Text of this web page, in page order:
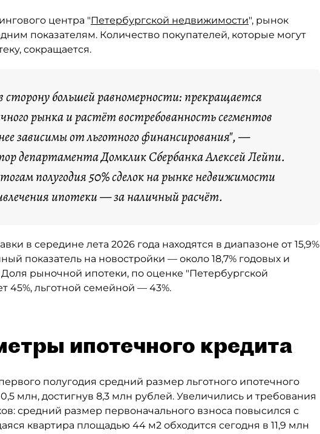
центра "Петербургской недвижимости", рынок
показателям. Количество покупателей, которые могут
сокращается.
сторону большей равномерности: прекращается
рынка и растёт востребованность сегментов
зависимы от льготного финансирования", —
департамента Домклик Сбербанка Алексей Лейпи.
полугодия 50% сделок на рынке недвижимости
ипотеки — за наличный расчёт.
в середине лета 2026 года находятся в диапазоне от 15,9%
показатель на новостройки — около 18,7% годовых и
Доля рыночной ипотеки, по оценке "Петербургской
45%, льготной семейной — 43%.
ипотечного кредита
полугодия средний размер льготного ипотечного
млн, достигнув 8,3 млн рублей. Увеличились и требования
средний размер первоначального взноса повысился с
квартира площадью 44 м2 обходится сегодня в 11,9 млн